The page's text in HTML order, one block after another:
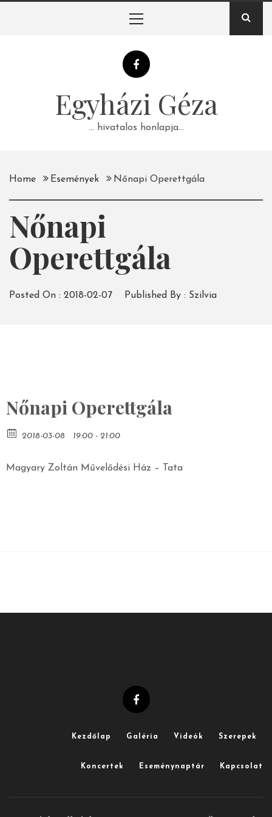
Egyházi Géza
… hivatalos honlapja…
Home Események Nőnapi Operettgála
Nőnapi
Operettgála
Posted On : 2018-02-07 Published By : Szilvia
Nőnapi Operettgála
2018-03-08 19:00 - 21:00
Magyary Zoltán Művelődési Ház – Tata
Kezdőlap Galéria Videók Szerepek
Koncertek Eseménynaptár Kapcsolat